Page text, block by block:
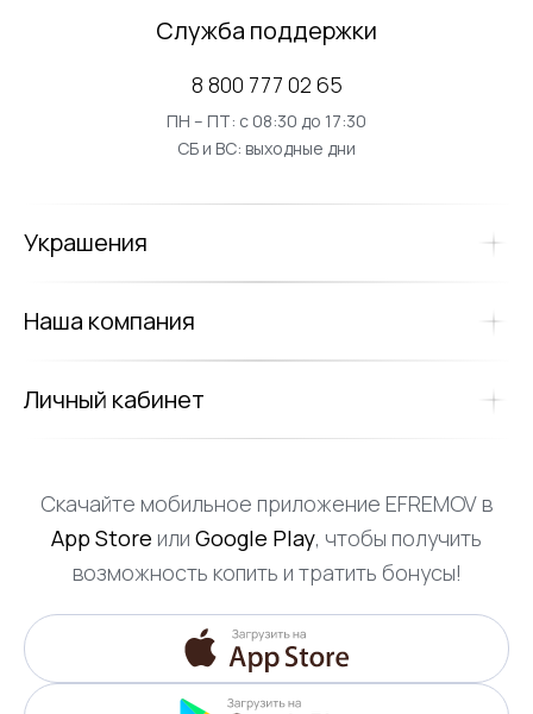
Служба поддержки
8 800 777 02 65
ПН – ПТ: с 08:30 до 17:30
СБ и ВС: выходные дни
Украшения
Наша компания
Личный кабинет
Скачайте мобильное приложение EFREMOV в
App Store или Google Play, чтобы получить
возможность копить и тратить бонусы!